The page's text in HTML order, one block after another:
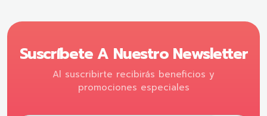
Suscríbete A Nuestro Newsletter
Al suscribirte recibirás beneficios y
promociones especiales